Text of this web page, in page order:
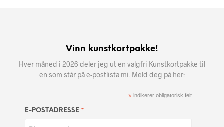
Vinn kunstkortpakke!
Hver måned i 2026 deler jeg ut en valgfri Kunstkortpakke til
en som står på e-postlista mi. Meld deg på her:
* indikerer obligatorisk felt
E-POSTADRESSE *